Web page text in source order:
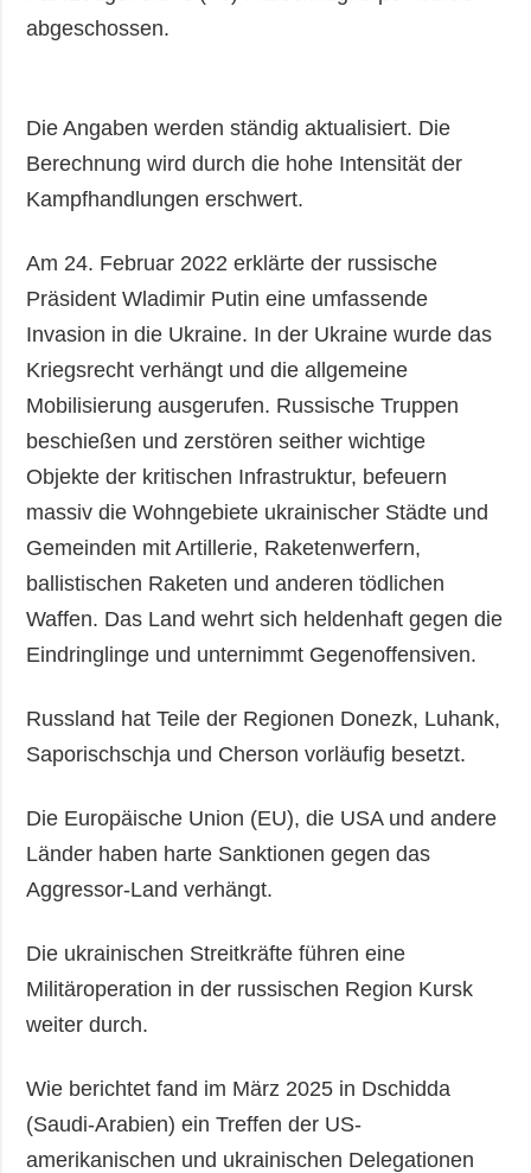
abgeschossen.
Die Angaben werden ständig aktualisiert. Die
Berechnung wird durch die hohe Intensität der
Kampfhandlungen erschwert.
Am 24. Februar 2022 erklärte der russische
Präsident Wladimir Putin eine umfassende
Invasion in die Ukraine. In der Ukraine wurde das
Kriegsrecht verhängt und die allgemeine
Mobilisierung ausgerufen. Russische Truppen
beschießen und zerstören seither wichtige
Objekte der kritischen Infrastruktur, befeuern
massiv die Wohngebiete ukrainischer Städte und
Gemeinden mit Artillerie, Raketenwerfern,
ballistischen Raketen und anderen tödlichen
Waffen. Das Land wehrt sich heldenhaft gegen die
Eindringlinge und unternimmt Gegenoffensiven.
Russland hat Teile der Regionen Donezk, Luhank,
Saporischschja und Cherson vorläufig besetzt.
Die Europäische Union (EU), die USA und andere
Länder haben harte Sanktionen gegen das
Aggressor-Land verhängt.
Die ukrainischen Streitkräfte führen eine
Militäroperation in der russischen Region Kursk
weiter durch.
Wie berichtet fand im März 2025 in Dschidda
(Saudi-Arabien) ein Treffen der US-
amerikanischen und ukrainischen Delegationen